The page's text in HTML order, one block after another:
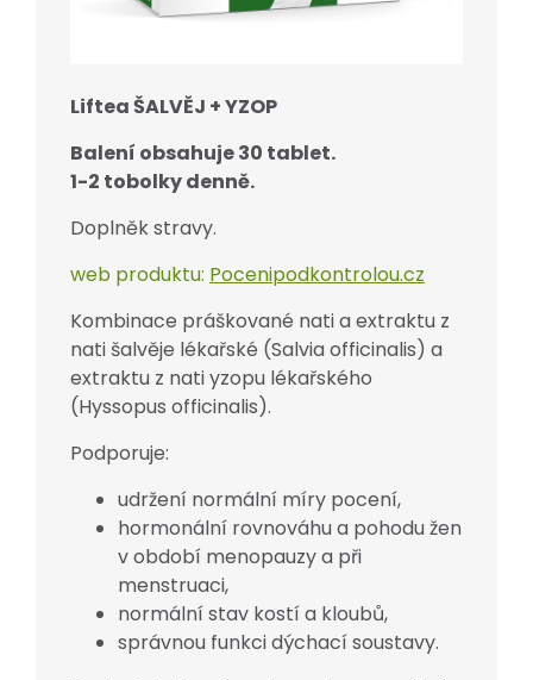
Liftea ŠALVĚJ + YZOP
Balení obsahuje 30 tablet.
1-2 tobolky denně.
Doplněk stravy.
web produktu: Pocenipodkontrolou.cz
Kombinace práškované nati a extraktu z
nati šalvěje lékařské (Salvia officinalis) a
extraktu z nati yzopu lékařského
(Hyssopus officinalis).
Podporuje:
udržení normální míry pocení,
hormonální rovnováhu a pohodu žen
v období menopauzy a při
menstruaci,
normální stav kostí a kloubů,
správnou funkci dýchací soustavy.